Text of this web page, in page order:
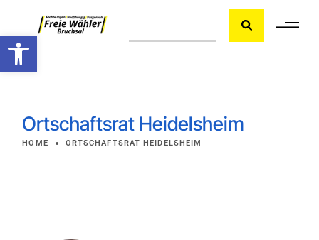
Werkzeugleiste öffnen
Ortschaftsrat Heidelsheim
HOME ORTSCHAFTSRAT HEIDELSHEIM